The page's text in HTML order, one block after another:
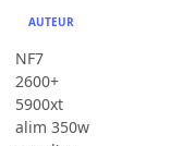
AUTEUR
NF7
2600+
5900xt
alim 350w